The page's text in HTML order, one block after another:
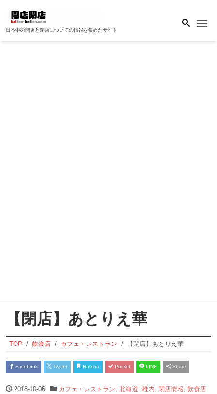
日本中の開店と閉店についての情報を集めたサイト
【閉店】あとりえ華
TOP 飲食店 カフェ・レストラン 【閉店】あとりえ華
Facebook Twitter Hatena Pocket LINE Share
2018-10-06 カフェ・レストラン 北海道 稚内 閉店情報 飲食店